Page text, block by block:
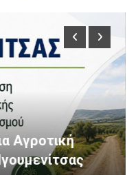
Ενάντια Στις
Ποιον